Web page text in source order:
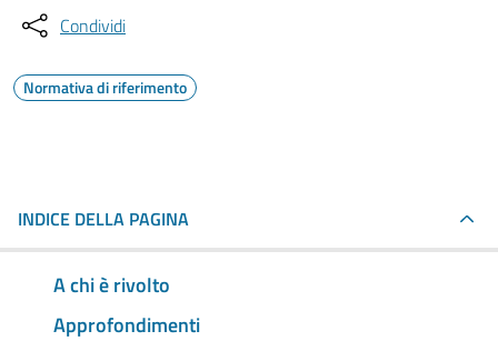
Condividi
Normativa di riferimento
INDICE DELLA PAGINA
A chi è rivolto
Approfondimenti